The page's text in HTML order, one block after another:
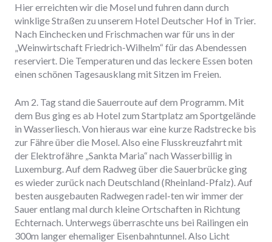
Hier erreichten wir die Mosel und fuhren dann durch
winklige Straßen zu unserem Hotel Deutscher Hof in Trier.
Nach Einchecken und Frischmachen war für uns in der
„Weinwirtschaft Friedrich-Wilhelm“ für das Abendessen
reserviert. Die Temperaturen und das leckere Essen boten
einen schönen Tagesausklang mit Sitzen im Freien.
Am 2. Tag stand die Sauerroute auf dem Programm. Mit
dem Bus ging es ab Hotel zum Startplatz am Sportgelände
in Wasserliesch. Von hieraus war eine kurze Radstrecke bis
zur Fähre über die Mosel. Also eine Flusskreuzfahrt mit
der Elektrofähre „Sankta Maria“ nach Wasserbillig in
Luxemburg. Auf dem Radweg über die Sauerbrücke ging
es wieder zurück nach Deutschland (Rheinland-Pfalz). Auf
besten ausgebauten Radwegen radel-ten wir immer der
Sauer entlang mal durch kleine Ortschaften in Richtung
Echternach. Unterwegs überraschte uns bei Railingen ein
300m langer ehemaliger Eisenbahntunnel. Also Licht